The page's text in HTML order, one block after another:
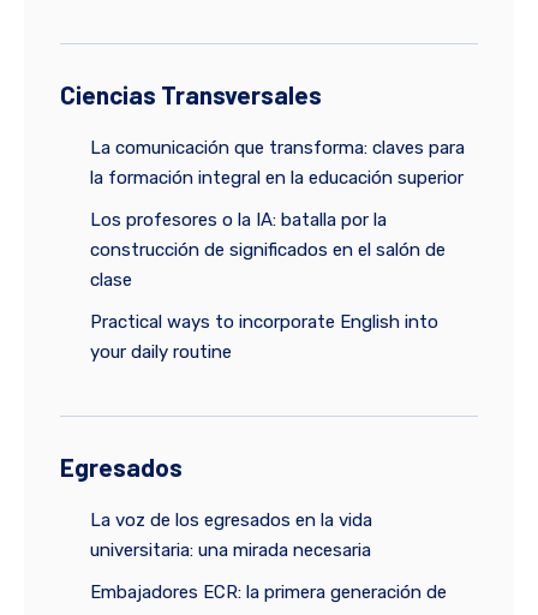
Ciencias Transversales
La comunicación que transforma: claves para
la formación integral en la educación superior
Los profesores o la IA: batalla por la
construcción de significados en el salón de
clase
Practical ways to incorporate English into
your daily routine
Egresados
La voz de los egresados en la vida
universitaria: una mirada necesaria
Embajadores ECR: la primera generación de